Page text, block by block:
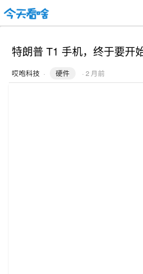
特朗普 T1 手机，终于要开
哎咆科技 · 硬件 · 2 月前